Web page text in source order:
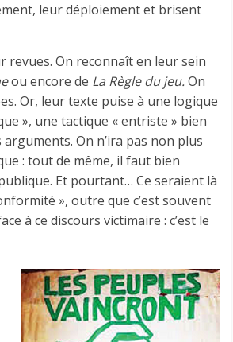
leur déploiement et brisent
On reconnaît en leur sein
ou encore de La Règle du jeu.On
Or, leur texte puise à une logique
», une tactique « entriste » bien
On n’ira pas non plus
: tout de même, il faut bien
Et pourtant… Ce seraient là
», outre que c’est souvent
à ce discours victimaire : c’est le